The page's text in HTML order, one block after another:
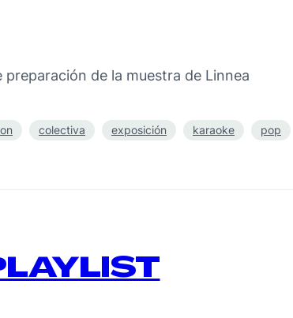
de la muestra de Linnea
colectiva exposición karaoke pop